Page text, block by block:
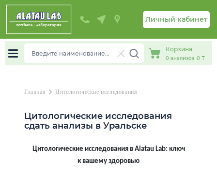
Личный кабинет
Корзина
0 анализов 0 ₸
Главная chevron_right Цитологические исследования
Цитологические исследования
сдать анализы в Уральске
Цитологические исследования в Alatau Lab: ключ
к вашему здоровью